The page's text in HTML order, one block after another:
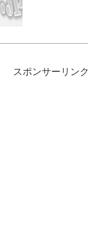
スポンサーリンク